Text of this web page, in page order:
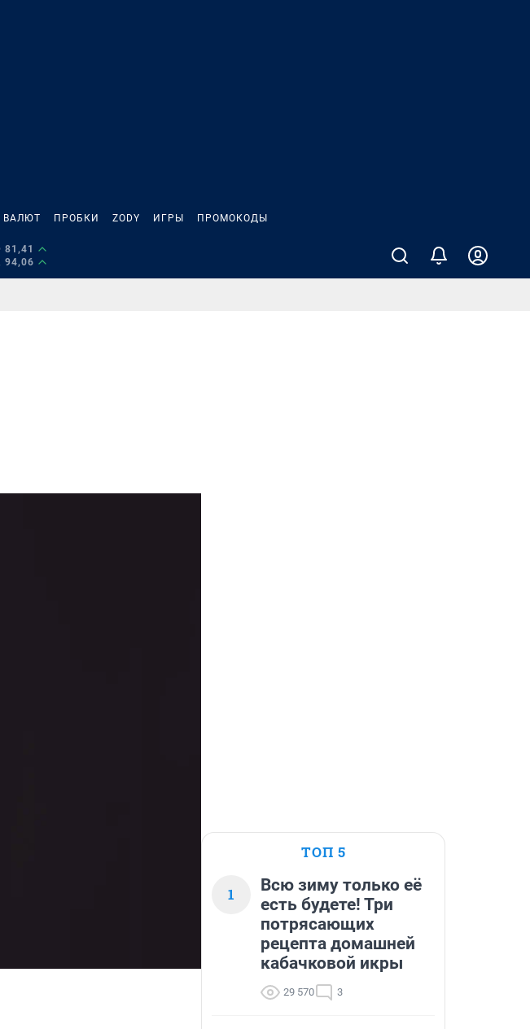
ВАЛЮТ ПРОБКИ ZODY ИГРЫ ПРОМОКОДЫ
81,41
94,06
ТОП 5
1
Всю зиму только её
есть будете! Три
потрясающих
рецепта домашней
кабачковой икры
29 570 3